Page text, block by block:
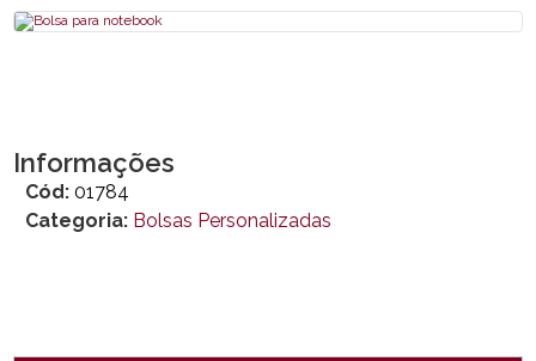
Informações
Cód: 01784
Categoria: Bolsas Personalizadas